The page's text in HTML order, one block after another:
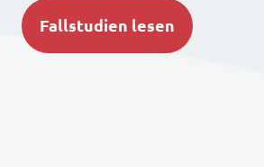
Fallstudien lesen